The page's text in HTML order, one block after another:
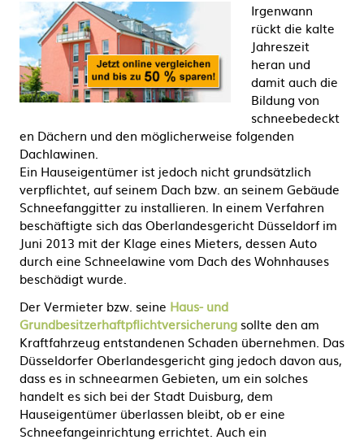
Irgenwann
rückt die kalte
Jahreszeit
heran und
damit auch die
Bildung von
schneebedeckt
en Dächern und den möglicherweise folgenden
Dachlawinen.
Ein Hauseigentümer ist jedoch nicht grundsätzlich
verpflichtet, auf seinem Dach bzw. an seinem Gebäude
Schneefanggitter zu installieren. In einem Verfahren
beschäftigte sich das Oberlandesgericht Düsseldorf im
Juni 2013 mit der Klage eines Mieters, dessen Auto
durch eine Schneelawine vom Dach des Wohnhauses
beschädigt wurde.
Der Vermieter bzw. seine Haus- und
Grundbesitzerhaftpflichtversicherung sollte den am
Kraftfahrzeug entstandenen Schaden übernehmen. Das
Düsseldorfer Oberlandesgericht ging jedoch davon aus,
dass es in schneearmen Gebieten, um ein solches
handelt es sich bei der Stadt Duisburg, dem
Hauseigentümer überlassen bleibt, ob er eine
Schneefangeinrichtung errichtet. Auch ein